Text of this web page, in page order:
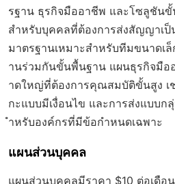
รฐาน ธุรกิจมืออาชีพ และโซลูชัน
สำหรับบุคคลที่ต้องการส่งสัญญาเ
มาตรฐานเหมาะสำหรับทีมขนาดเ
านร่วมกันขั้นพื้นฐาน แผนธุรกิจมือ
าดใหญ่ที่ต้องการคุณสมบัติขั้นสูง เ
กะแบบมีเงื่อนไข และการส่งแบบ
ำหรับองค์กรที่มีข้อกำหนดเฉพาะ
แผนส่วนบุคคล
แผนส่วนบุคคลมีราคา $10 ต่อเดือ